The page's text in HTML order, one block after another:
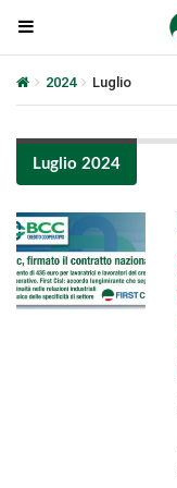
2024 Luglio
Luglio 2024